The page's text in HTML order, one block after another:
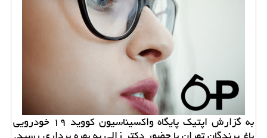
به گزارش اپتیک پایگاه واکسیناسیون کووید ۱۹ خودرویی